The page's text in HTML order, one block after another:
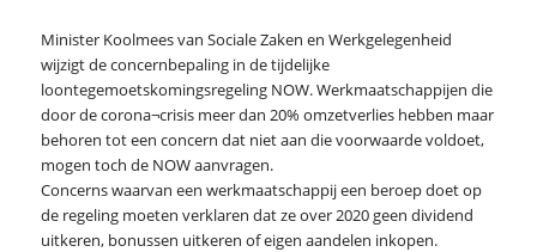
Minister Koolmees van Sociale Zaken en Werkgelegenheid
wijzigt de concernbepaling in de tijdelijke
loontegemoetskomingsregeling NOW. Werkmaatschappijen die
door de corona¬crisis meer dan 20% omzetverlies hebben maar
behoren tot een concern dat niet aan die voorwaarde voldoet,
mogen toch de NOW aanvragen.
Concerns waarvan een werkmaatschappij een beroep doet op
de regeling moeten verklaren dat ze over 2020 geen dividend
uitkeren, bonussen uitkeren of eigen aandelen inkopen.